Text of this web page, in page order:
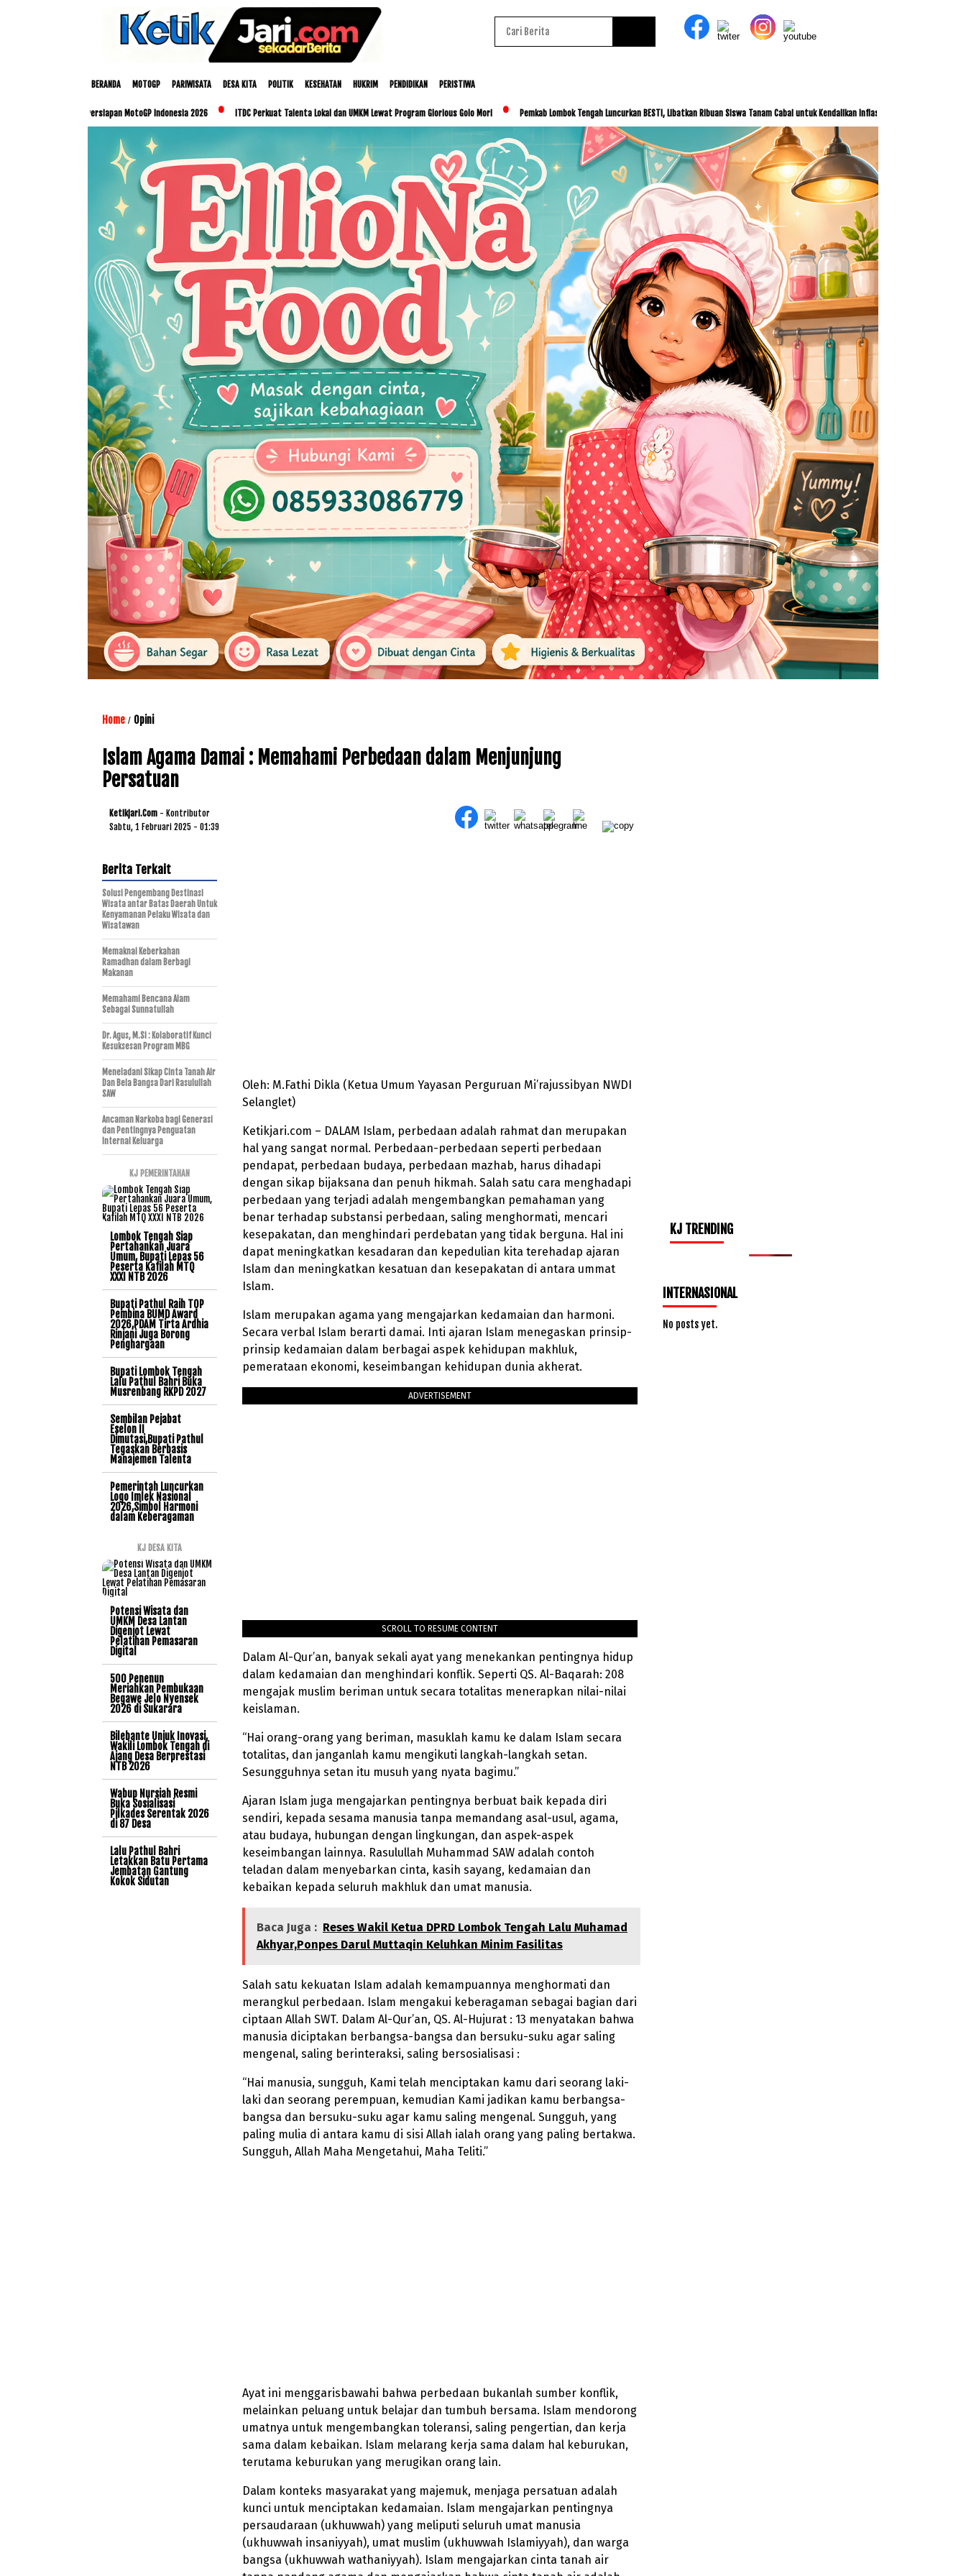
BERANDA MOTOGP PARIWISATA DESA KITA POLITIK KESEHATAN HUKRIM PENDIDIKAN PERISTIWA
Persiapan MotoGP Indonesia 2026 ITDC Perkuat Talenta Lokal dan UMKM Lewat Program Glorious Golo Mori Pemkab Lombok Tengah Luncurkan BESTI, Libatkan Ribuan Siswa Tanam Cabai untuk Kendalikan Inflasi ITDC dan IMI Jalin Kerja
Home / Opini
Islam Agama Damai : Memahami Perbedaan dalam Menjunjung
Persatuan
Ketikjari.com - Kontributor
Sabtu, 1 Februari 2025 - 01:39
Oleh: M.Fathi Dikla (Ketua Umum Yayasan Perguruan Mi’rajussibyan NWDI
Selanglet)
Ketikjari.com – DALAM Islam, perbedaan adalah rahmat dan merupakan
hal yang sangat normal. Perbedaan-perbedaan seperti perbedaan
pendapat, perbedaan budaya, perbedaan mazhab, harus dihadapi
dengan sikap bijaksana dan penuh hikmah. Salah satu cara menghadapi
perbedaan yang terjadi adalah mengembangkan pemahaman yang
benar terhadap substansi perbedaan, saling menghormati, mencari
kesepakatan, dan menghindari perdebatan yang tidak berguna. Hal ini
dapat meningkatkan kesadaran dan kepedulian kita terehadap ajaran
Islam dan meningkatkan kesatuan dan kesepakatan di antara ummat
Islam.
Islam merupakan agama yang mengajarkan kedamaian dan harmoni.
Secara verbal Islam berarti damai. Inti ajaran Islam menegaskan prinsip-
prinsip kedamaian dalam berbagai aspek kehidupan makhluk,
pemerataan ekonomi, keseimbangan kehidupan dunia akherat.
ADVERTISEMENT
SCROLL TO RESUME CONTENT
Dalam Al-Qur’an, banyak sekali ayat yang menekankan pentingnya hidup
dalam kedamaian dan menghindari konflik. Seperti QS. Al-Baqarah: 208
mengajak muslim beriman untuk secara totalitas menerapkan nilai-nilai
keislaman.
“Hai orang-orang yang beriman, masuklah kamu ke dalam Islam secara
totalitas, dan janganlah kamu mengikuti langkah-langkah setan.
Sesungguhnya setan itu musuh yang nyata bagimu.”
Ajaran Islam juga mengajarkan pentingnya berbuat baik kepada diri
sendiri, kepada sesama manusia tanpa memandang asal-usul, agama,
atau budaya, hubungan dengan lingkungan, dan aspek-aspek
keseimbangan lainnya. Rasulullah Muhammad SAW adalah contoh
teladan dalam menyebarkan cinta, kasih sayang, kedamaian dan
kebaikan kepada seluruh makhluk dan umat manusia.
Baca Juga : Reses Wakil Ketua DPRD Lombok Tengah Lalu Muhamad
Akhyar,Ponpes Darul Muttaqin Keluhkan Minim Fasilitas
Salah satu kekuatan Islam adalah kemampuannya menghormati dan
merangkul perbedaan. Islam mengakui keberagaman sebagai bagian dari
ciptaan Allah SWT. Dalam Al-Qur’an, QS. Al-Hujurat : 13 menyatakan bahwa
manusia diciptakan berbangsa-bangsa dan bersuku-suku agar saling
mengenal, saling berinteraksi, saling bersosialisasi :
“Hai manusia, sungguh, Kami telah menciptakan kamu dari seorang laki-
laki dan seorang perempuan, kemudian Kami jadikan kamu berbangsa-
bangsa dan bersuku-suku agar kamu saling mengenal. Sungguh, yang
paling mulia di antara kamu di sisi Allah ialah orang yang paling bertakwa.
Sungguh, Allah Maha Mengetahui, Maha Teliti.”
Ayat ini menggarisbawahi bahwa perbedaan bukanlah sumber konflik,
melainkan peluang untuk belajar dan tumbuh bersama. Islam mendorong
umatnya untuk mengembangkan toleransi, saling pengertian, dan kerja
sama dalam kebaikan. Islam melarang kerja sama dalam hal keburukan,
terutama keburukan yang merugikan orang lain.
Dalam konteks masyarakat yang majemuk, menjaga persatuan adalah
kunci untuk menciptakan kedamaian. Islam mengajarkan pentingnya
persaudaraan (ukhuwwah) yang meliputi seluruh umat manusia
(ukhuwwah insaniyyah), umat muslim (ukhuwwah Islamiyyah), dan warga
bangsa (ukhuwwah wathaniyyah). Islam mengajarkan cinta tanah air
Berita Terkait
Solusi Pengembang Destinasi
Wisata antar Batas Daerah Untuk
Kenyamanan Pelaku Wisata dan
Wisatawan
Memaknai Keberkahan
Ramadhan dalam Berbagi
Makanan
Memahami Bencana Alam
Sebagai Sunnatullah
Dr. Agus, M.Si : Kolaboratif Kunci
Kesuksesan Program MBG
Meneladani Sikap Cinta Tanah Air
Dan Bela Bangsa Dari Rasulullah
SAW
Ancaman Narkoba bagi Generasi
dan Pentingnya Penguatan
Internal Keluarga
KJ PEMERINTAHAN
Lombok Tengah Siap
Pertahankan Juara
Umum, Bupati Lepas 56
Peserta Kafilah MTQ
XXXI NTB 2026
Bupati Pathul Raih TOP
Pembina BUMD Award
2026,PDAM Tirta Ardhia
Rinjani Juga Borong
Penghargaan
Bupati Lombok Tengah
Lalu Pathul Bahri Buka
Musrenbang RKPD 2027
Sembilan Pejabat
Eselon II
Dimutasi,Bupati Pathul
Tegaskan Berbasis
Manajemen Talenta
Pemerintah Luncurkan
Logo Imlek Nasional
2026,Simbol Harmoni
dalam Keberagaman
KJ DESA KITA
Potensi Wisata dan
UMKM Desa Lantan
Digenjot Lewat
Pelatihan Pemasaran
Digital
500 Penenun
Meriahkan Pembukaan
Begawe Jelo Nyensek
2026 di Sukarara
Bilebante Unjuk Inovasi,
Wakili Lombok Tengah di
Ajang Desa Berprestasi
NTB 2026
Wabup Nursiah Resmi
Buka Sosialisasi
Pilkades Serentak 2026
di 87 Desa
Lalu Pathul Bahri
Letakkan Batu Pertama
Jembatan Gantung
Kokok Sidutan
KJ TRENDING
INTERNASIONAL
No posts yet.